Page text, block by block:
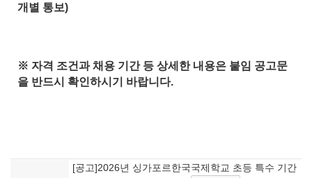
개별 통보)
※ 자격 조건과 채용 기간 등 상세한 내용은 붙임 공고문
을 반드시 확인하시기 바랍니다.
[공고]2026년 싱가포르한국국제학교 초등 특수 기간